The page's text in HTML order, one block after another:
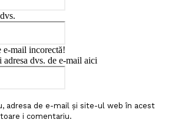
e-mail incorectă!
dvs. de e-mail aici
adresa de e-mail și site-ul web în acest
i comentariu.